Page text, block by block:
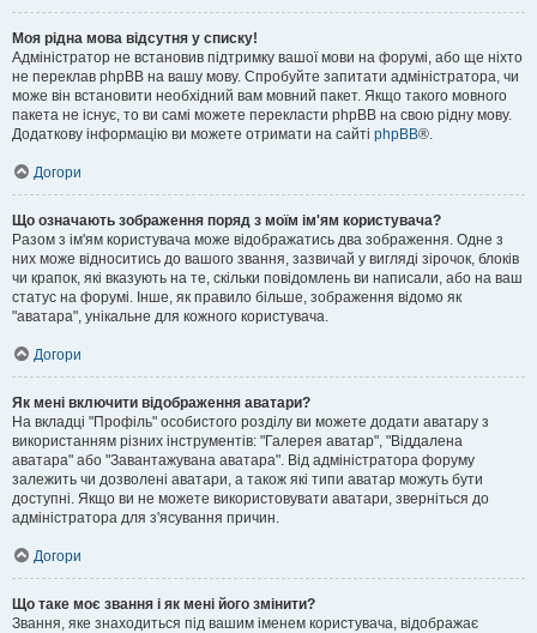
Моя рідна мова відсутня у списку!
Адміністратор не встановив підтримку вашої мови на форумі, або ще ніхто
не переклав phpBB на вашу мову. Спробуйте запитати адміністратора, чи
може він встановити необхідний вам мовний пакет. Якщо такого мовного
пакета не існує, то ви самі можете перекласти phpBB на свою рідну мову.
Додаткову інформацію ви можете отримати на сайті phpBB®.
Догори
Що означають зображення поряд з моїм ім'ям користувача?
Разом з ім'ям користувача може відображатись два зображення. Одне з
них може відноситись до вашого звання, зазвичай у вигляді зірочок, блоків
чи крапок, які вказують на те, скільки повідомлень ви написали, або на ваш
статус на форумі. Інше, як правило більше, зображення відомо як
"аватара", унікальне для кожного користувача.
Догори
Як мені включити відображення аватари?
На вкладці "Профіль" особистого розділу ви можете додати аватару з
використанням різних інструментів: "Галерея аватар", "Віддалена
аватара" або "Завантажувана аватара". Від адміністратора форуму
залежить чи дозволені аватари, а також які типи аватар можуть бути
доступні. Якщо ви не можете використовувати аватари, зверніться до
адміністратора для з'ясування причин.
Догори
Що таке моє звання і як мені його змінити?
Звання, яке знаходиться під вашим іменем користувача, відображає